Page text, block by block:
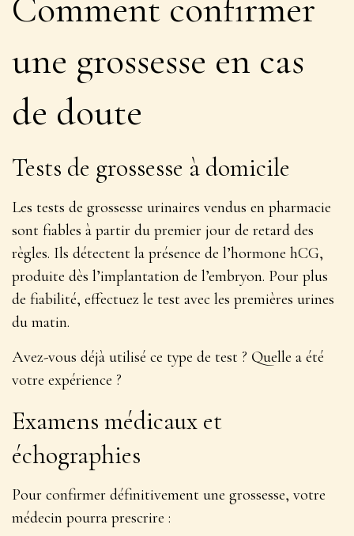
Comment confirmer
une grossesse en cas
de doute
Tests de grossesse à domicile
Les tests de grossesse urinaires vendus en pharmacie
sont fiables à partir du premier jour de retard des
règles. Ils détectent la présence de l’hormone hCG,
produite dès l’implantation de l’embryon. Pour plus
de fiabilité, effectuez le test avec les premières urines
du matin.
Avez-vous déjà utilisé ce type de test ? Quelle a été
votre expérience ?
Examens médicaux et
échographies
Pour confirmer définitivement une grossesse, votre
médecin pourra prescrire :